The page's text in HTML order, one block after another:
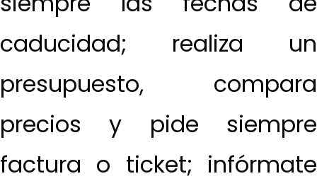
caducidad; realiza un
presupuesto, compara
precios y pide siempre
factura o ticket; infórmate